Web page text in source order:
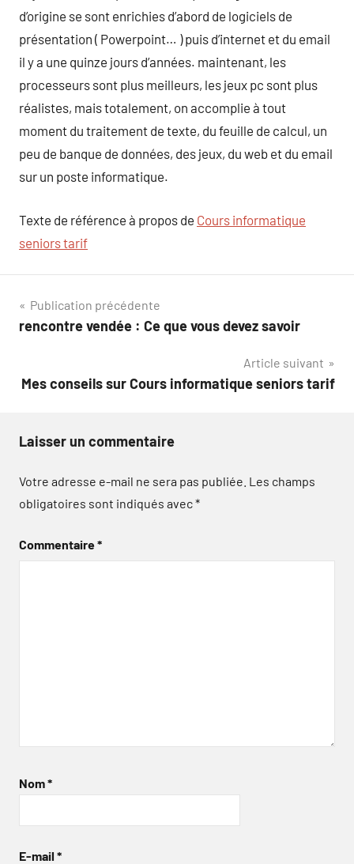
d’origine se sont enrichies d’abord de logiciels de
présentation ( Powerpoint… ) puis d’internet et du email
il y a une quinze jours d’années. maintenant, les
processeurs sont plus meilleurs, les jeux pc sont plus
réalistes, mais totalement, on accomplie à tout
moment du traitement de texte, du feuille de calcul, un
peu de banque de données, des jeux, du web et du email
sur un poste informatique.
Texte de référence à propos de Cours informatique
seniors tarif
Navigation
de
Publication précédente
rencontre vendée : Ce que vous devez savoir
Article suivant
Mes conseils sur Cours informatique seniors tarif
Laisser un commentaire
Votre adresse e-mail ne sera pas publiée. Les champs
obligatoires sont indiqués avec*
Commentaire*
Nom*
E-mail *